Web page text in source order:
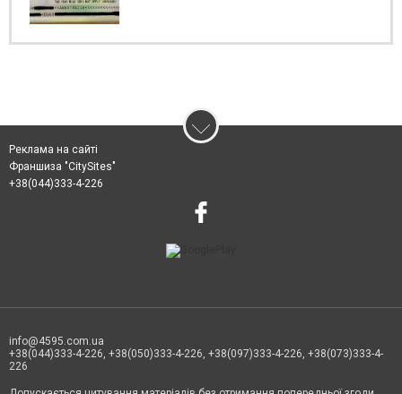
Реклама на сайті
Франшиза "CitySites"
+38(044)333-4-226
info@4595.com.ua
+38(044)333-4-226, +38(050)333-4-226, +38(097)333-4-226, +38(073)333-4-
226